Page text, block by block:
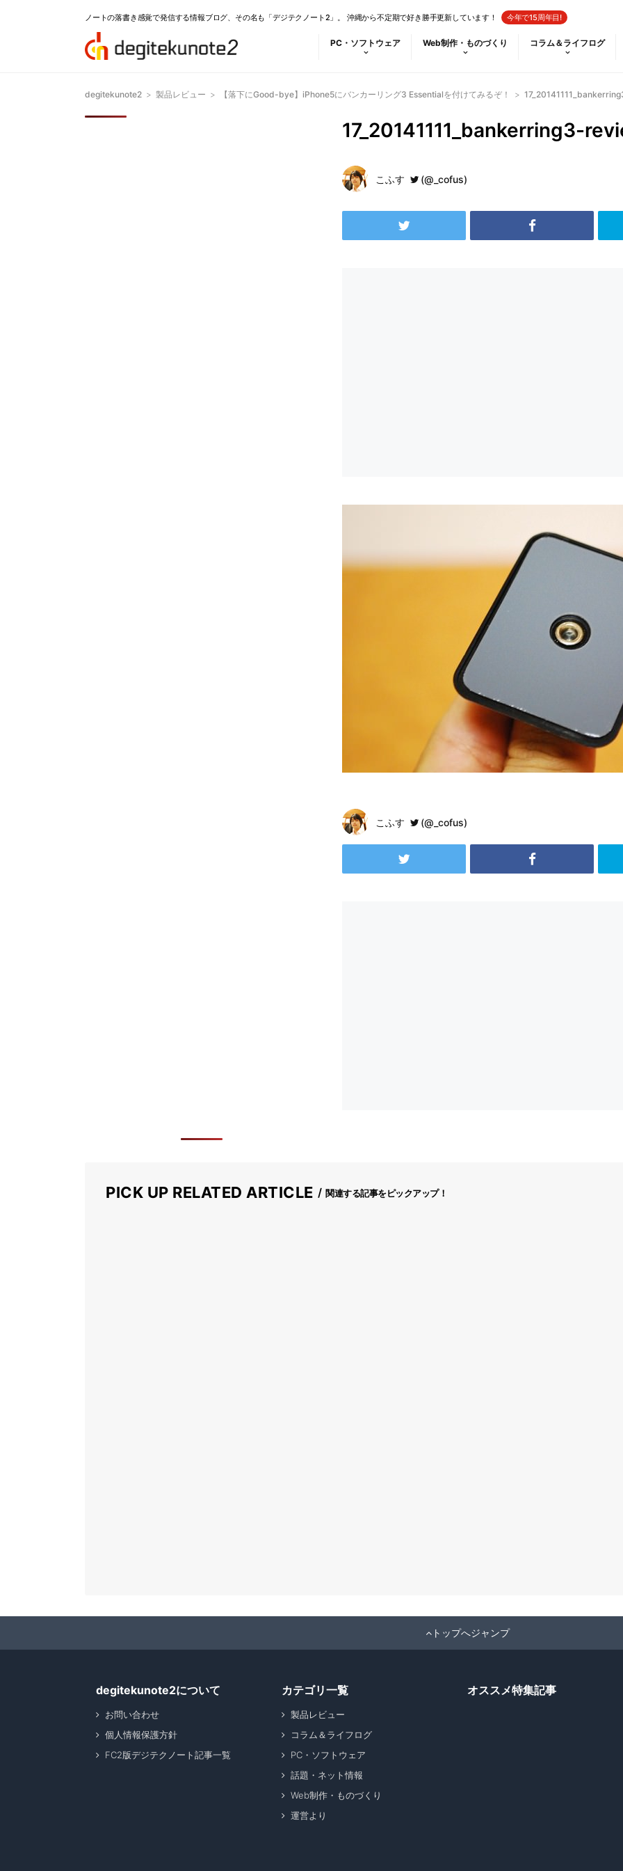
ノートの落書き感覚で発信する情報ブログ、その名も「デジテクノート2」。 沖縄から不定期で好き勝手更新しています！ 今年で15周年目!
PC・ソフトウェア Web制作・ものづくり コラム＆ライフログ
degitekunote2 > 製品レビュー > 【落下にGood-bye】iPhone5にバンカーリング3 Essentialを付けてみるぞ！ >
17_20141111_bankerring3-
こふす (@_cofus)
こふす (@_cofus)
PICK UP RELATED ARTICLE 関連する記事をピックアップ！
トップへジャンプ
degitekunote2について
お問い合わせ
個人情報保護方針
FC2版デジテクノート記事一覧
カテゴリ一覧
製品レビュー
コラム＆ライフログ
PC・ソフトウェア
話題・ネット情報
Web制作・ものづくり
運営より
オススメ特集記事